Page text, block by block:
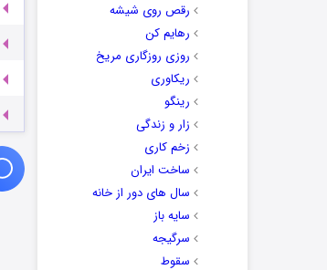
رقص روی شیشه
رهایم کن
روزی روزگاری مریخ
ریکاوری
رینگو
زار و زندگی
زخم کاری
ساخت ایران
سال های دور از خانه
سایه باز
سرگیجه
سقوط